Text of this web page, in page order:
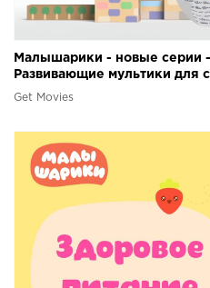
Малышарики - новые серии
Развивающие мультики для
Get Movies